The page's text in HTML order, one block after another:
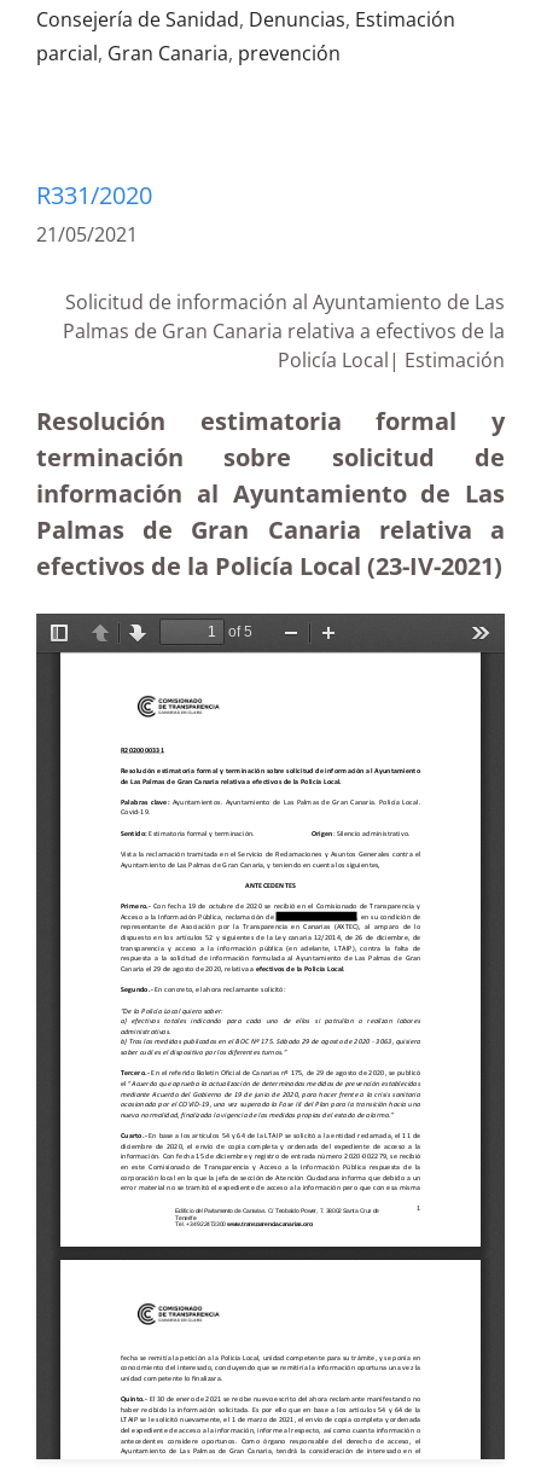
Consejería de Sanidad, Denuncias, Estimación
parcial, Gran Canaria, prevención
R331/2020
21/05/2021
Solicitud de información al Ayuntamiento de Las
Palmas de Gran Canaria relativa a efectivos de la
Policía Local| Estimación
Resolución estimatoria formal y
terminación sobre solicitud de
información al Ayuntamiento de Las
Palmas de Gran Canaria relativa a
efectivos de la Policía Local (23-IV-2021)